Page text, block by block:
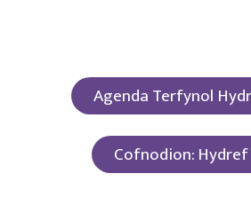
Agenda Terfynol
Cofnodion: Hydref